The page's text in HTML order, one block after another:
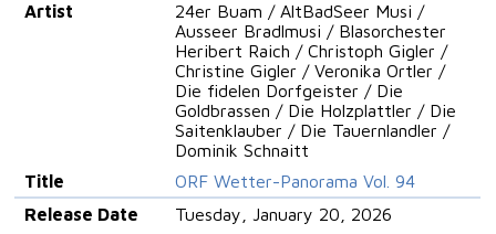
Artist
24er Buam / AltBadSeer Musi /
Ausseer Bradlmusi / Blasorchester
Heribert Raich / Christoph Gigler /
Christine Gigler / Veronika Ortler /
Die fidelen Dorfgeister / Die
Goldbrassen / Die Holzplattler / Die
Saitenklauber / Die Tauernlandler /
Dominik Schnaitt
Title
ORF Wetter-Panorama Vol. 94
Release Date
Tuesday, January 20, 2026